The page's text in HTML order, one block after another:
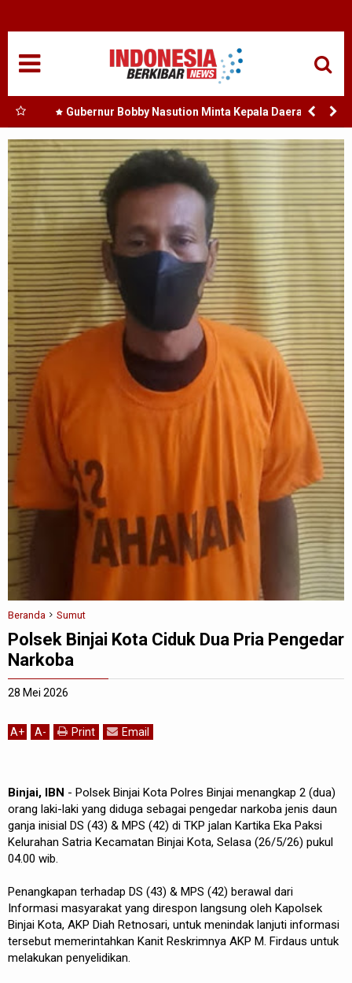
Gubernur Bobby Nasution Minta Kepala Daerah se-
Kepulauan Nias Percepat Usulan BKP 2027
Beranda Sumut
Polsek Binjai Kota Ciduk Dua Pria Pengedar
Narkoba
28 Mei 2026
A+ A- Print Email
Binjai, IBN - Polsek Binjai Kota Polres Binjai menangkap 2 (dua)
orang laki-laki yang diduga sebagai pengedar narkoba jenis daun
ganja inisial DS (43) & MPS (42) di TKP jalan Kartika Eka Paksi
Kelurahan Satria Kecamatan Binjai Kota, Selasa (26/5/26) pukul
04.00 wib.
Penangkapan terhadap DS (43) & MPS (42) berawal dari
Informasi masyarakat yang direspon langsung oleh Kapolsek
Binjai Kota, AKP Diah Retnosari, untuk menindak lanjuti informasi
tersebut memerintahkan Kanit Reskrimnya AKP M. Firdaus untuk
melakukan penyelidikan.
NASIONAL
SUMUT
MEDAN
TANJUNGBALAI
ACEH
EDUKASI
ADVETORIAL
REDAKSI